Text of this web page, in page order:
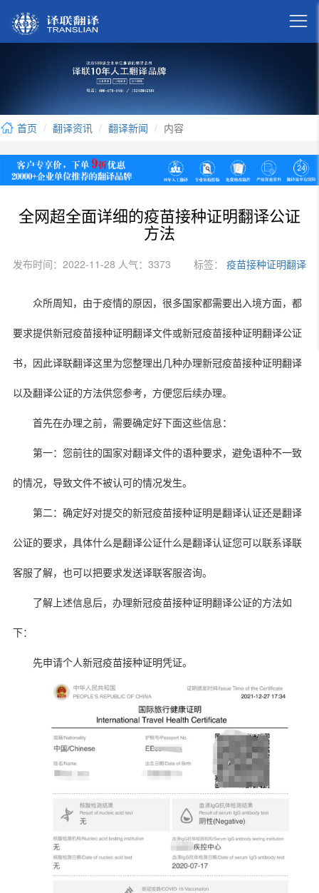

首页 翻译资讯 翻译新闻 内容
全网超全面详细的疫苗接种证明翻译公证
方法
发布时间：2022-11-28 人气：3373 标签： 疫苗接种证明翻译
众所周知，由于疫情的原因，很多国家都需要出入境方面，都
要求提供新冠疫苗接种证明翻译文件或新冠疫苗接种证明翻译公证
书，因此译联翻译这里为您整理出几种办理新冠疫苗接种证明翻译
以及翻译公证的方法供您参考，方便您后续办理。
首先在办理之前，需要确定好下面这些信息：
第一：您前往的国家对翻译文件的语种要求，避免语种不一致
的情况，导致文件不被认可的情况发生。
第二：确定好对提交的新冠疫苗接种证明是翻译认证还是翻译
公证的要求，具体什么是翻译公证什么是翻译认证您可以联系译联
客服了解，也可以把要求发送译联客服咨询。
了解上述信息后，办理新冠疫苗接种证明翻译公证的方法如
下：
先申请个人新冠疫苗接种证明凭证。